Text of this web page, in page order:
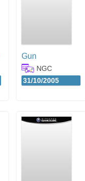
Gun
NGC
31/10/2005